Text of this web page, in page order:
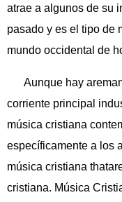
atrae a algunos de su
pasado y es el tipo de
mundo occidental de
Aunque hay
corriente principal
música cristiana
específicamente a los
música cristiana
cristiana. Música